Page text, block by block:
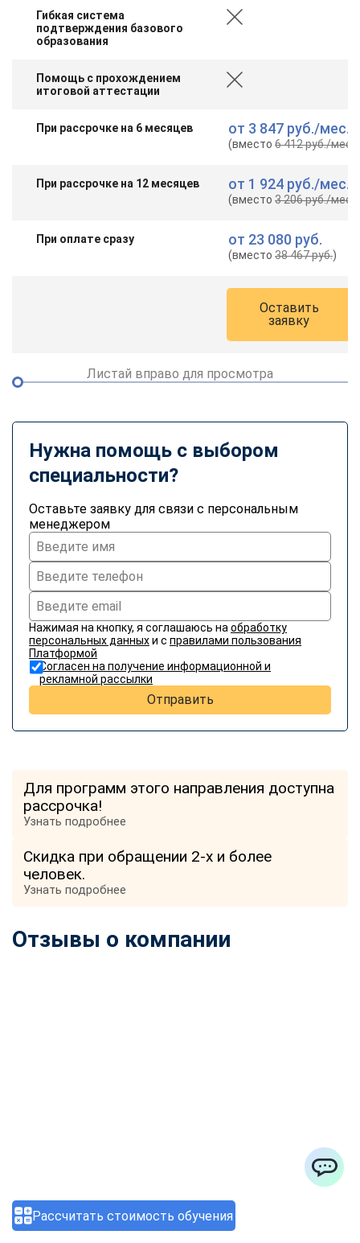
Рассчитать стоимость обучения
Гибкая система
подтверждения базового
образования
Помощь с прохождением
итоговой аттестации
При рассрочке на 6 месяцев от 3 847 руб./мес.
(вместо6 412 руб./мес.
При рассрочке на 12 месяцев от 1 924 руб./мес.
(вместо3 206 руб./мес.
При оплате сразу от 23 080 руб.
(вместо38 467 руб.)
Оставить
заявку
Листай вправо для просмотра
Нужна помощь с выбором
специальности?
Оставьте заявку для связи с персональным
менеджером
Нажимая на кнопку, я соглашаюсь на обработку
персональных данныхи с правилами пользования
Платформой
Согласен на получение информационной и
рекламной рассылки
Отправить
Для программ этого направления доступна
рассрочка!
Узнать подробнее
Скидка при обращении 2-х и более
человек.
Узнать подробнее
Отзывы о компании
ChatApp
online
Мессенджеры
Свяжитесь с нами через любой удобный мессенджер!
Telegram
Max